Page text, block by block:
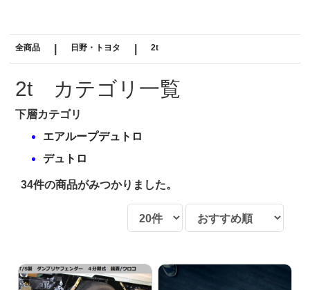
全商品 日野・トヨタ 2t
2t カテゴリ一覧
下層カテゴリ
エアループデュトロ
デュトロ
34件の商品がみつかりました。